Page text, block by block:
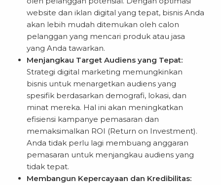
website dan iklan digital yang tepat, bisnis Anda
akan lebih mudah ditemukan oleh calon
pelanggan yang mencari produk atau jasa
yang Anda tawarkan.
Menjangkau Target Audiens yang Tepat:
Strategi digital marketing memungkinkan
bisnis untuk menargetkan audiens yang
spesifik berdasarkan demografi, lokasi, dan
minat mereka. Hal ini akan meningkatkan
efisiensi kampanye pemasaran dan
memaksimalkan ROI (Return on Investment).
Anda tidak perlu lagi membuang anggaran
pemasaran untuk menjangkau audiens yang
tidak tepat.
Membangun Kepercayaan dan Kredibilitas: